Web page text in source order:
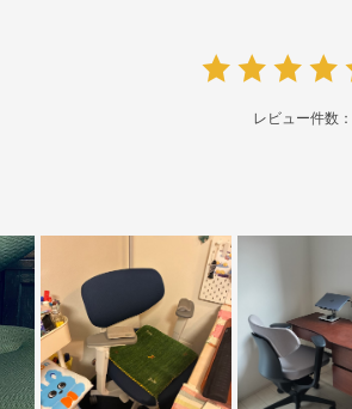
レビュー件数：